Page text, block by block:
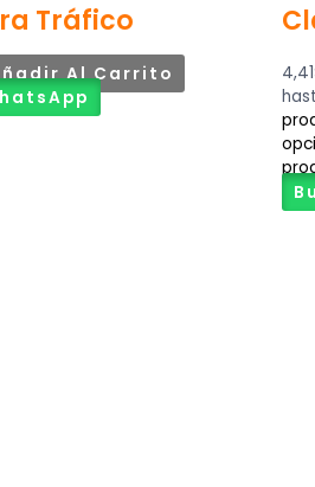
Tráfico
Al Carrito
4,41